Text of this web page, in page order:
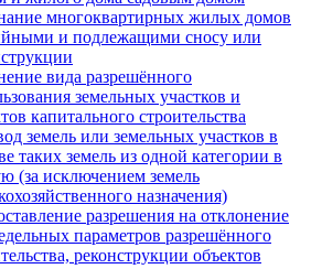
многоквартирных жилых домов
и подлежащими сносу или
вида разрешённого
земельных участков и
капитального строительства
земель или земельных участков в
таких земель из одной категории в
(за исключением земель
назначения)
разрешения на отклонение
параметров разрешённого
реконструкции объектов